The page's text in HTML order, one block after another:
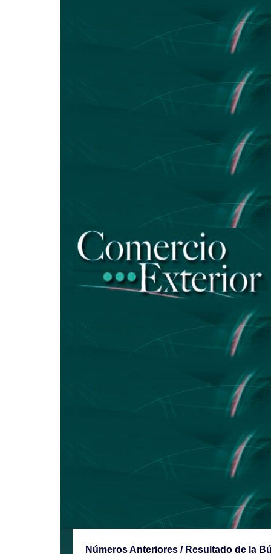
Números Anteriores / Resultado de la